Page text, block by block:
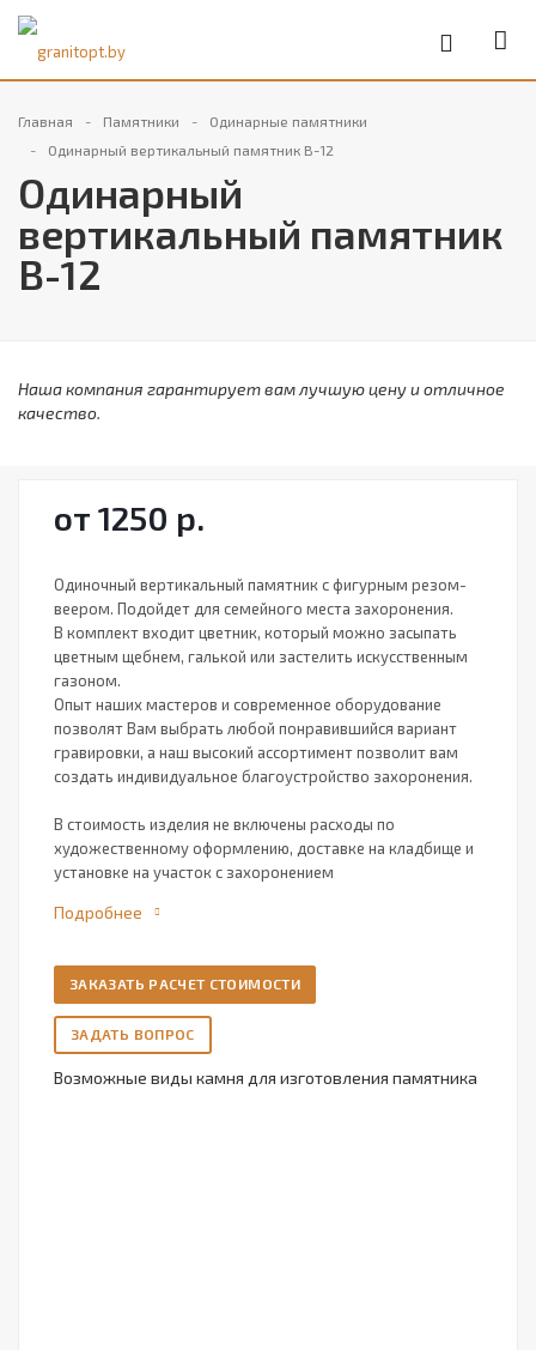
Главная Памятники
Одинарные памятники
Одинарный вертикальный памятник В-12
Одинарный
вертикальный памятник
В-12
Наша компания гарантирует вам лучшую цену и отличное
качество.
от 1250 р.
Одиночный вертикальный памятник с фигурным резом-
веером. Подойдет для семейного места захоронения.
В комплект входит цветник, который можно засыпать
цветным щебнем, галькой или застелить искусственным
газоном.
Опыт наших мастеров и современное оборудование
позволят Вам выбрать любой понравившийся вариант
гравировки, а наш высокий ассортимент позволит вам
создать индивидуальное благоустройство захоронения.
В стоимость изделия не включены расходы по
художественному оформлению, доставке на кладбище и
установке на участок с захоронением
Подробнее
ЗАКАЗАТЬ РАСЧЕТ СТОИМОСТИ
ЗАДАТЬ ВОПРОС
Возможные виды камня для изготовления памятника